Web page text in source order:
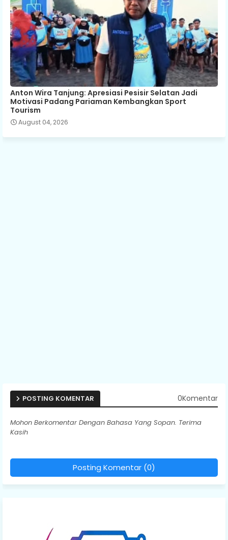
Anton Wira Tanjung: Apresiasi Pesisir Selatan Jadi
Motivasi Padang Pariaman Kembangkan Sport
Tourism
August 04, 2026
POSTING KOMENTAR 0Komentar
Mohon Berkomentar Dengan Bahasa Yang Sopan. Terima
Kasih
Posting Komentar (0)